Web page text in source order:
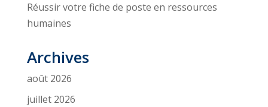
Réussir votre fiche de poste en ressources
humaines
Archives
août 2026
juillet 2026